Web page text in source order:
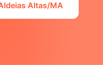
Altas/MA